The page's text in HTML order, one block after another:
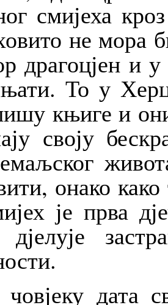
смијеха
не мора
драгоцјен и
То у
књиге и
своју
онако
је прва
дата